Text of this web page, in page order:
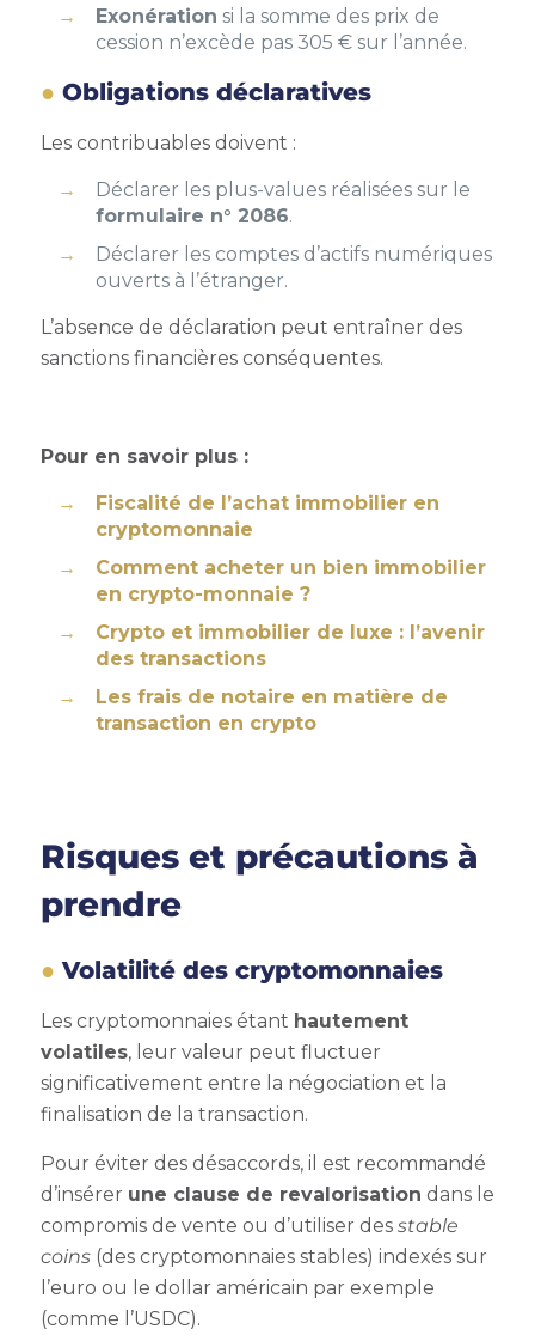
Exonération si la somme des prix de
cession n’excède pas 305 € sur l’année.
Obligations déclaratives
Les contribuables doivent :
Déclarer les plus-values réalisées sur le
formulaire n° 2086.
Déclarer les comptes d’actifs numériques
ouverts à l’étranger.
L’absence de déclaration peut entraîner des
sanctions financières conséquentes.
Pour en savoir plus :
Fiscalité de l’achat immobilier en
cryptomonnaie
Comment acheter un bien immobilier
en crypto-monnaie ?
Crypto et immobilier de luxe : l’avenir
des transactions
Les frais de notaire en matière de
transaction en crypto
Risques et précautions à
prendre
Volatilité des cryptomonnaies
Les cryptomonnaies étant hautement
volatiles, leur valeur peut fluctuer
significativement entre la négociation et la
finalisation de la transaction.
Pour éviter des désaccords, il est recommandé
d’insérer une clause de revalorisation dans le
compromis de vente ou d’utiliser des stable
coins(des cryptomonnaies stables) indexés sur
l’euro ou le dollar américain par exemple
(comme l’USDC).